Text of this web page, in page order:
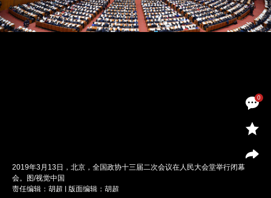
0
2019年3月13日，北京，全国政协十三届二次会议在人民大会堂举行闭幕
会。图/视觉中国
责任编辑：胡超 | 版面编辑：胡超